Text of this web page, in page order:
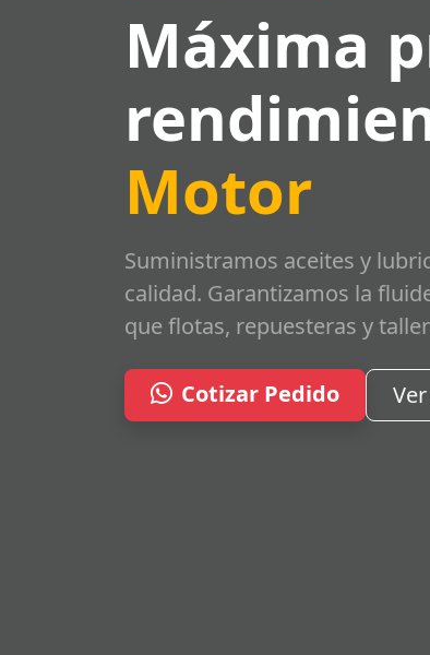
Máxima
Motor
Suministramos aceites y
calidad. Garantizamos la
que flotas, repuesteras y
Cotizar Pedido